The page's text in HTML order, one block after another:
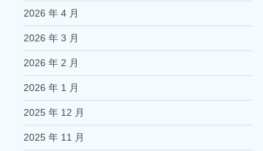
2026 年 4 月
2026 年 3 月
2026 年 2 月
2026 年 1 月
2025 年 12 月
2025 年 11 月